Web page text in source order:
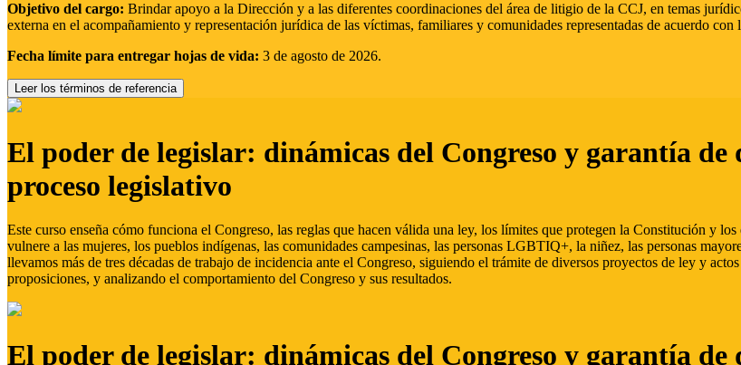
Objetivo del cargo: Brindar apoyo a la Dirección y a las diferentes coordinaciones del área de litigio de la CCJ, en temas
externa en el acompañamiento y representación jurídica de las víctimas, familiares y comunidades representadas de acuerdo
Fecha límite para entregar hojas de vida: 3 de agosto de 2026.
Leer los términos de referencia
El poder de legislar: dinámicas del Congreso y garantía de
proceso legislativo
Este curso enseña cómo funciona el Congreso, las reglas que hacen válida una ley, los límites que protegen la Constitución y
vulnere a las mujeres, los pueblos indígenas, las comunidades campesinas, las personas LGBTIQ+, la niñez, las personas
llevamos más de tres décadas de trabajo de incidencia ante el Congreso, siguiendo el trámite de diversos proyectos de ley y
proposiciones, y analizando el comportamiento del Congreso y sus resultados.
El poder de legislar: dinámicas del Congreso y garantía